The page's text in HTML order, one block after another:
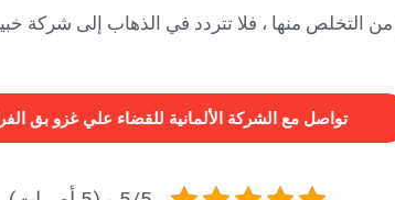
من التخلص منها ، فلا تتردد في الذهاب إلى شركة
تواصل مع الشركة الألمانية للقضاء علي غزو بق